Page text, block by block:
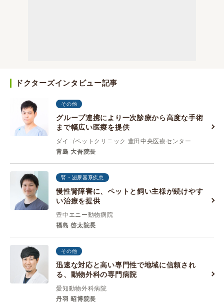
ドクターズインタビュー記事
その他
グループ連携により一次診療から高度な手術
まで幅広い医療を提供
ダイゴペットクリニック 豊田中央医療センター
青島 大吾院長
腎・泌尿器系疾患
慢性腎障害に、ペットと飼い主様が続けやす
い治療を提供
豊中エニー動物病院
福島 啓太院長
その他
迅速な対応と高い専門性で地域に信頼され
る、動物外科の専門病院
愛知動物外科病院
丹羽 昭博院長